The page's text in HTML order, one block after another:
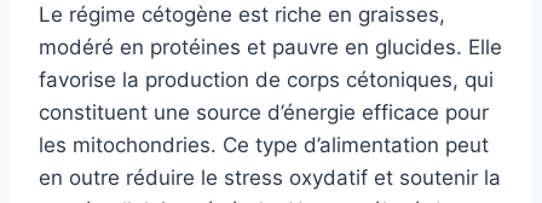
Le régime cétogène est riche en graisses,
modéré en protéines et pauvre en glucides. Elle
favorise la production de corps cétoniques, qui
constituent une source d’énergie efficace pour
les mitochondries. Ce type d’alimentation peut
en outre réduire le stress oxydatif et soutenir la